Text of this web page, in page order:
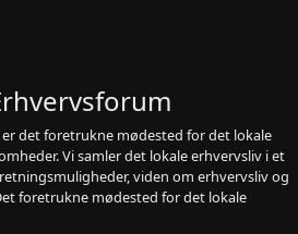
det foretrukne mødested for det lokale
Vi samler det lokale erhvervsliv i et
viden om erhvervsliv og
foretrukne mødested for det lokale